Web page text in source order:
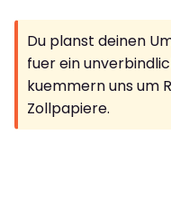
Du planst deinen
fuer ein
kuemmern uns um
Zollpapiere.